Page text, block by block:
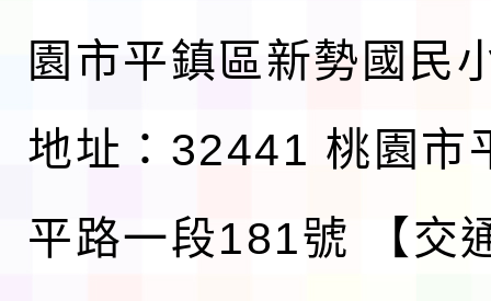
園市平鎮區新勢國民
地址：32441 桃園市
平路一段181號
【交